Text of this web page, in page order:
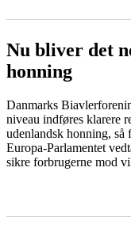
Nu bliver det
honning
Danmarks
niveau indføres klarere
udenlandsk honning,
Europa-Parlamentet
sikre forbrugerne mod